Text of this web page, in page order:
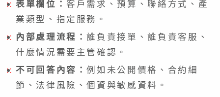
表單欄位： 客戶需求、預算、聯絡方式、產
業類型、指定服務。
內部處理流程： 誰負責接單、誰負責客服、
什麼情況需要主管確認。
不可回答內容：例如未公開價格、合約細
節、法律風險、個資與敏感資料。